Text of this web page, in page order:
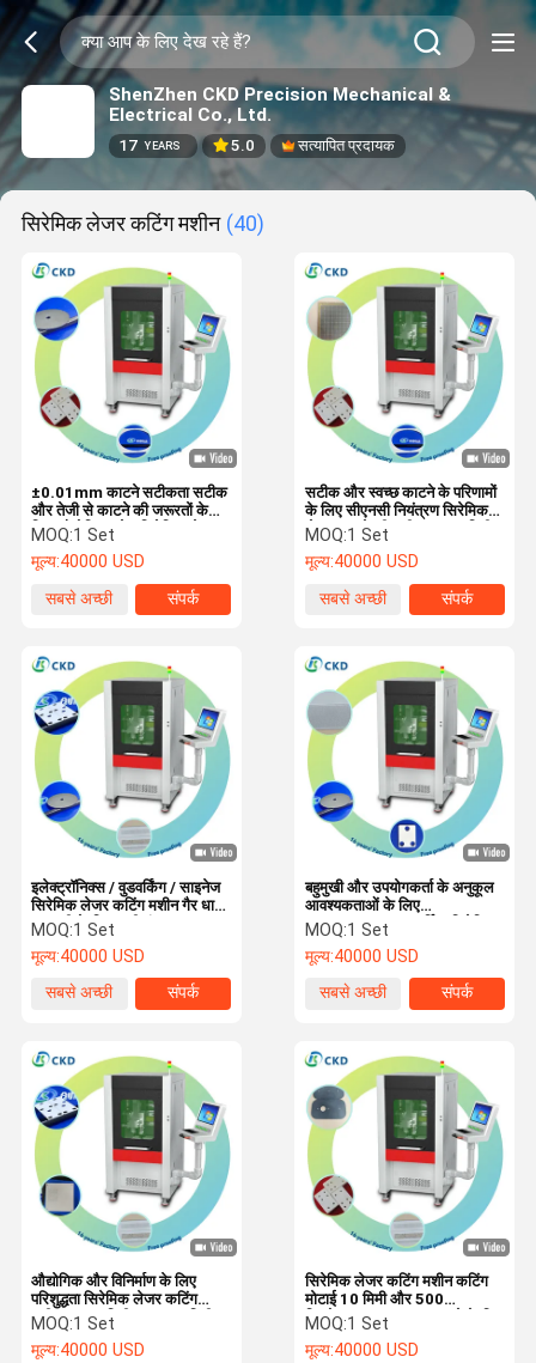
ShenZhen CKD Precision Mechanical &
Electrical Co., Ltd.
17 YEARS 5.0 सत्यापित प्रदायक
सिरेमिक लेजर कटिंग मशीन (40)
±0.01mm काटने सटीकता सटीक
और तेजी से काटने की जरूरतों के
लिए औद्योगिक ग्रेड सिरेमिक लेजर
काटने की मशीन
MOQ:1 Set
मूल्य:40000 USD
सबसे अच्छी
संपर्क
सटीक और स्वच्छ काटने के परिणामों
के लिए सीएनसी नियंत्रण सिरेमिक
लेजर काटने की मशीन 1200 मिमी
X 1200 मिमी X 1500 मिमी
सामग्री
MOQ:1 Set
मूल्य:40000 USD
सबसे अच्छी
संपर्क
इलेक्ट्रॉनिक्स / वुडवर्किंग / साइनेज
सिरेमिक लेजर कटिंग मशीन गैर धातु
सामग्री के लिए पानी ठंडा
MOQ:1 Set
मूल्य:40000 USD
सबसे अच्छी
संपर्क
बहुमुखी और उपयोगकर्ता के अनुकूल
आवश्यकताओं के लिए
AC220V/50Hz वर्किंग सिरेमिक
लेजर कटिंग मशीन
MOQ:1 Set
मूल्य:40000 USD
सबसे अच्छी
संपर्क
औद्योगिक और विनिर्माण के लिए
परिशुद्धता सिरेमिक लेजर कटिंग
मशीन 1200 मिमी X 1200 मिमी X
1500 मिमी सामग्री
MOQ:1 Set
मूल्य:40000 USD
सिरेमिक लेजर कटिंग मशीन कटिंग
मोटाई 10 मिमी और 500
किलोग्राम तक उत्पादन बढ़ाने के लिए
क्षमता
MOQ:1 Set
मूल्य:40000 USD